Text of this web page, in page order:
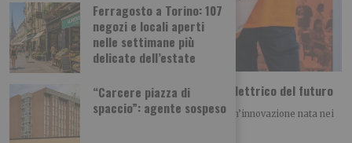
Ferragosto a Torino: 107
negozi e locali aperti
nelle settimane più
delicate dell’estate
“Carcere piazza di
spaccio”: agente sospeso
Dal Politecnico di Torino arriva il motore elettrico del futuro
Il progetto IONX conquista il BAITE Award 2026 Un’innovazione nata nei
laboratori del Politecnico di Torino